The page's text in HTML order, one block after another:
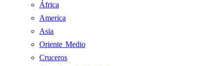
África
America
Asia
Oriente Medio
Cruceros